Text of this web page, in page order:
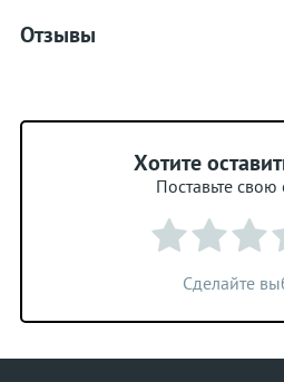
Отзывы
Хотите
Поставьте свою
Сделайте